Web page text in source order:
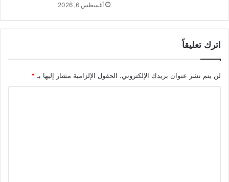
أغسطس 6, 2026
اترك تعليقاً
لن يتم نشر عنوان بريدك الإلكتروني. الحقول الإلزامية مشار إليها بـ *